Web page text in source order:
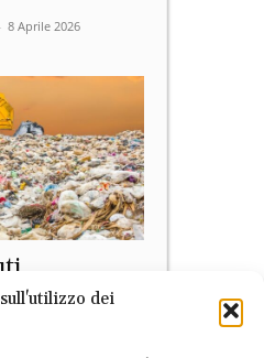
dei
- 8 Aprile 2026
resilienza”